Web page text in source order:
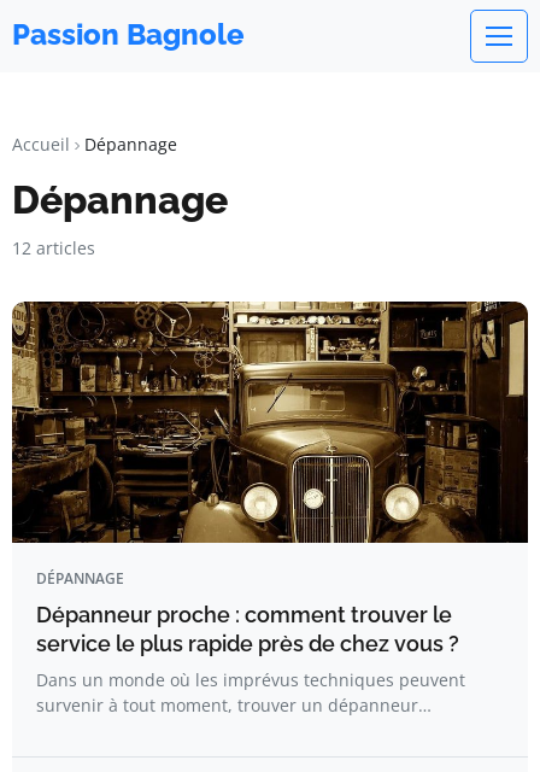
Passion Bagnole
Accueil Dépannage
Dépannage
12 articles
DÉPANNAGE
Dépanneur proche : comment trouver le
service le plus rapide près de chez vous ?
Dans un monde où les imprévus techniques peuvent
survenir à tout moment, trouver un dépanneur…